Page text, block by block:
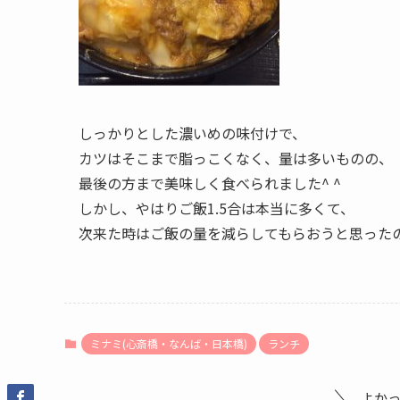
しっかりとした濃いめの味付けで、
カツはそこまで脂っこくなく、量は多いものの、
最後の方まで美味しく食べられました^ ^
しかし、やはりご飯1.5合は本当に多くて、
次来た時はご飯の量を減らしてもらおうと思った
ミナミ(心斎橋・なんば・日本橋) ランチ